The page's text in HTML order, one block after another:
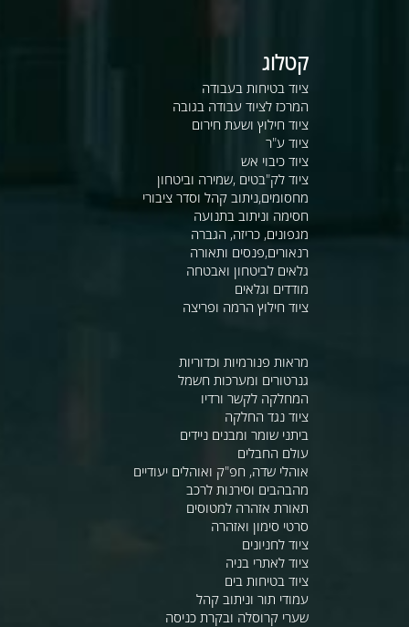
קטלוג
ציוד בטיחות בעבודה
המרכז לציוד עבודה בגובה
ציוד חילוץ ושעת חירום
ציוד ע"ר
ציוד כיבוי אש
ציוד לק"בטים ,שמירה וביטחון
מחסומים,ניתוב קהל וסדר ציבורי
חסימה וניתוב בתנועה
מגפונים, כריזה, הגברה
רנאורים,פנסים ותאורה
גלאים לביטחון ואבטחה
מודדים וגלאים
ציוד חילוץ הרמה ופריצה
מראות פנורמיות וכדוריות
גנרטורים ומערכות חשמל
המחלקה לקשר ורדיו
ציוד נגד החלקה
ביתני שומר ומבנים ניידים
עולם החבלים
אוהלי שדה, חפ"ק ואוהלים יעודיים
מהבהבים וסירנות לרכב
תאורת אזהרה למטוסים
סרטי סימון ואזהרה
ציוד לחניונים
ציוד לאתרי בניה
ציוד בטיחות בים
עמודי תור וניתוב קהל
שערי קרוסלה ובקרת כניסה